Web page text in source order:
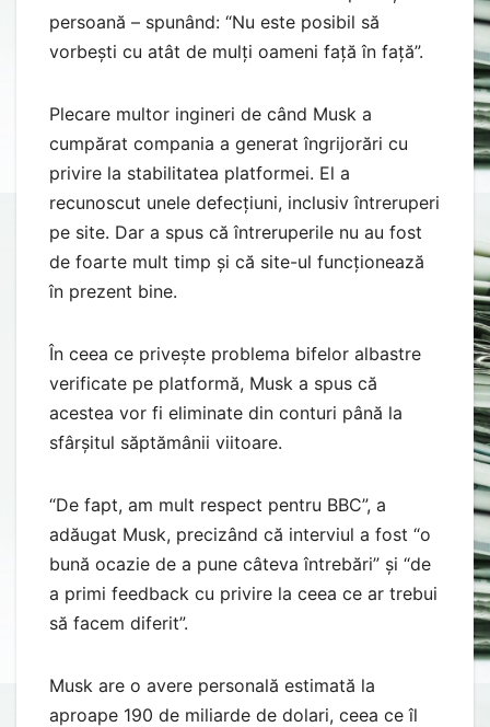
persoană – spunând: “Nu este posibil să
vorbești cu atât de mulți oameni față în față”.
Plecare multor ingineri de când Musk a
cumpărat compania a generat îngrijorări cu
privire la stabilitatea platformei. El a
recunoscut unele defecțiuni, inclusiv întreruperi
pe site. Dar a spus că întreruperile nu au fost
de foarte mult timp și că site-ul funcționează
în prezent bine.
În ceea ce privește problema bifelor albastre
verificate pe platformă, Musk a spus că
acestea vor fi eliminate din conturi până la
sfârșitul săptămânii viitoare.
“De fapt, am mult respect pentru BBC”, a
adăugat Musk, precizând că interviul a fost “o
bună ocazie de a pune câteva întrebări” și “de
a primi feedback cu privire la ceea ce ar trebui
să facem diferit”.
Musk are o avere personală estimată la
aproape 190 de miliarde de dolari, ceea ce îl